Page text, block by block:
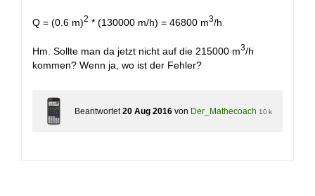
Q = (0.6 m)2 * (130000 m/h) = 46800 m3/h
Hm. Sollte man da jetzt nicht auf die 215000 m3/h
kommen? Wenn ja, wo ist der Fehler?
Beantwortet 20 Aug 2016 von Der_Mathecoach 10 k